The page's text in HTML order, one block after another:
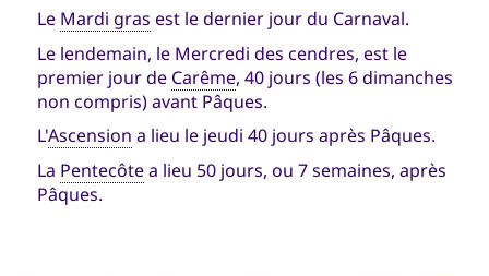
Le Mardi gras est le dernier jour du Carnaval.
Le lendemain, le Mercredi des cendres, est le
premier jour de Carême, 40 jours (les 6 dimanches
non compris) avant Pâques.
L'Ascension a lieu le jeudi 40 jours après Pâques.
La Pentecôtea lieu 50 jours, ou 7 semaines, après
Pâques.